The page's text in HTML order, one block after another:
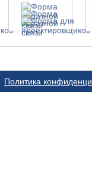
Политика